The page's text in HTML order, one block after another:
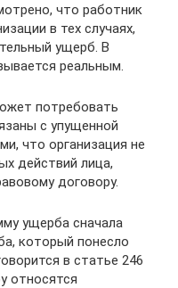
что работник
в тех случаях,
ущерб. В
реальным.
потребовать
с упущенной
что организация не
действий лица,
договору.
ущерба сначала
который понесло
в статье 246
относятся